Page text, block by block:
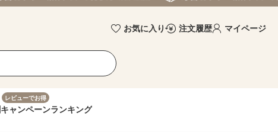
お気に入り 注文履歴 マイページ
レビューでお得
キャンペーンランキング